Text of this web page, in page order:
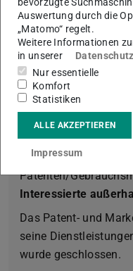
und Transfer.
Unser Service
Wir
Technischen
Informationen und
Patenten/
Interessierte
Das Patent- und
seine
wurde geschlossen.
Auswertung durch die
„Matomo“ regelt.
Weitere Informationen
in unserer
Nur essentielle
Komfort
Statistiken
ALLE AKZEPTIEREN
Impressum